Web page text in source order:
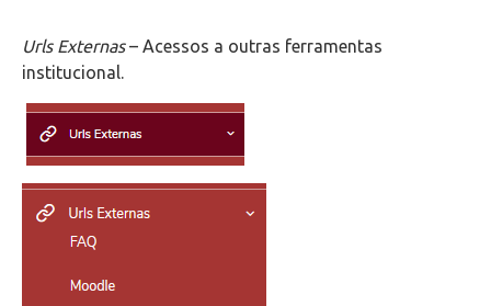
Urls Externas– Acessos a outras ferramentas
institucional.